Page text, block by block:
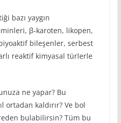
bazı yaygın
β-karoten, likopen,
bileşenler, serbest
reaktif kimyasal türlerle
ne yapar? Bu
ortadan kaldırır? Ve bol
bulabilirsin? Tüm bu